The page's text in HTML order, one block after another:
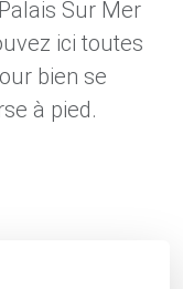
Sur Mer
ici toutes
bien se
à pied.